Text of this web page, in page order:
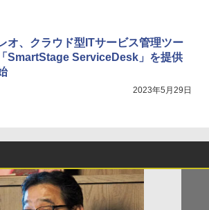
オ、クラウド型ITサービス管理ツー
SmartStage ServiceDesk」を提供
2023年5月29日